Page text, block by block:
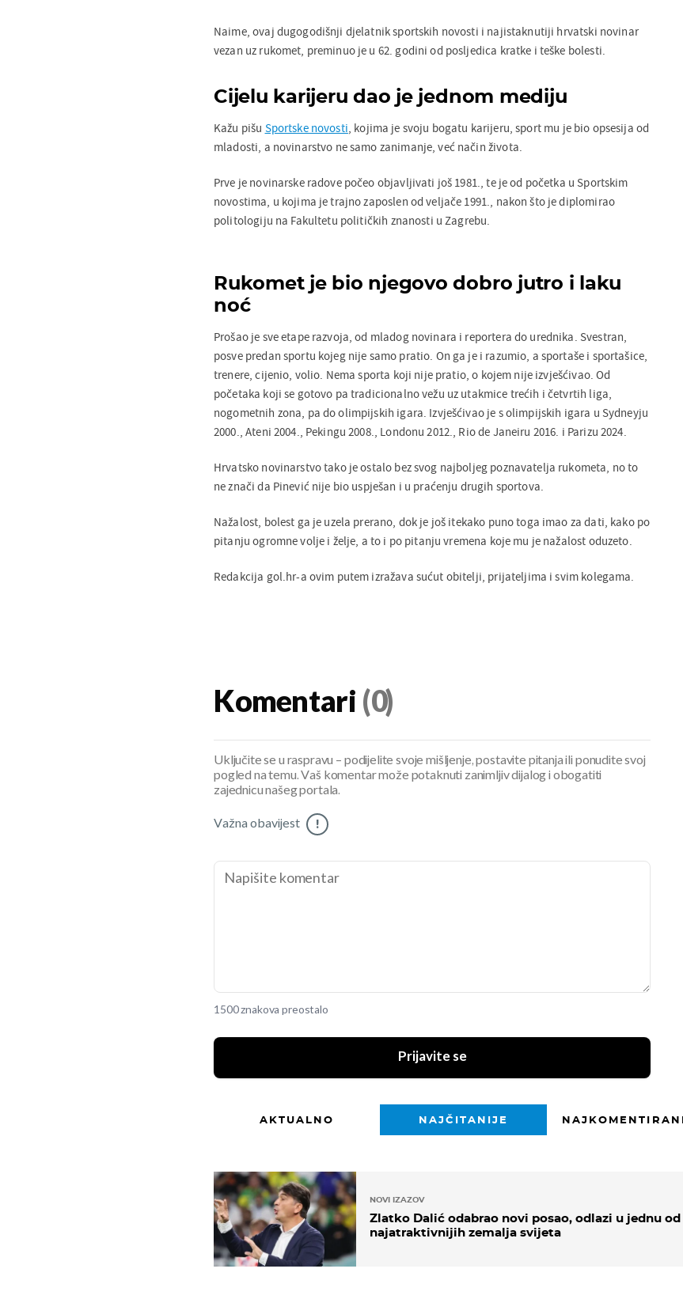
Naime, ovaj dugogodišnji djelatnik sportskih novosti i najistaknutiji hrvatski novinar
vezan uz rukomet, preminuo je u 62. godini od posljedica kratke i teške bolesti.
Cijelu karijeru dao je jednom mediju
Kažu pišu Sportske novosti, kojima je svoju bogatu karijeru, sport mu je bio opsesija od
mladosti, a novinarstvo ne samo zanimanje, već način života.
Prve je novinarske radove počeo objavljivati još 1981., te je od početka u Sportskim
novostima, u kojima je trajno zaposlen od veljače 1991., nakon što je diplomirao
politologiju na Fakultetu političkih znanosti u Zagrebu.
Rukomet je bio njegovo dobro jutro i laku
noć
Prošao je sve etape razvoja, od mladog novinara i reportera do urednika. Svestran,
posve predan sportu kojeg nije samo pratio. On ga je i razumio, a sportaše i sportašice,
trenere, cijenio, volio. Nema sporta koji nije pratio, o kojem nije izvješćivao. Od
početaka koji se gotovo pa tradicionalno vežu uz utakmice trećih i četvrtih liga,
nogometnih zona, pa do olimpijskih igara. Izvješćivao je s olimpijskih igara u Sydneyju
2000., Ateni 2004., Pekingu 2008., Londonu 2012., Rio de Janeiru 2016. i Parizu 2024.
Hrvatsko novinarstvo tako je ostalo bez svog najboljeg poznavatelja rukometa, no to
ne znači da Pinević nije bio uspješan i u praćenju drugih sportova.
Nažalost, bolest ga je uzela prerano, dok je još itekako puno toga imao za dati, kako po
pitanju ogromne volje i želje, a to i po pitanju vremena koje mu je nažalost oduzeto.
Redakcija gol.hr-a ovim putem izražava sućut obitelji, prijateljima i svim kolegama.
Komentari (0)
Uključite se u raspravu – podijelite svoje mišljenje, postavite pitanja ili ponudite svoj
pogled na temu. Vaš komentar može potaknuti zanimljiv dijalog i obogatiti
zajednicu našeg portala.
Važna obavijest !
1500 znakova preostalo
Prijavite se
AKTUALNO NAJČITANIJE
NOVI IZAZOV
Zlatko Dalić odabrao novi posao, odlazi u jednu od
najatraktivnijih zemalja svijeta